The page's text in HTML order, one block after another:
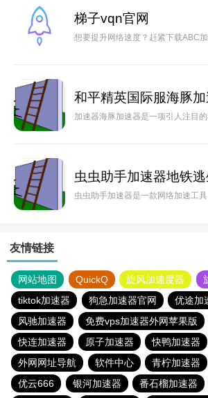
梯子vqn官网
想要提升网络速度？赶紧下载ABC
和平精英国际服海豚
加速器海豚加速器是一项引人注目
虫虫助手加速器地铁逃
虫虫助手加速器是一款网络加速工
友情链接
网站地图 QuickQ 旋风加速度器
tiktok加速器
狗急加速器官网
优途加
风驰加速器
免费vps加速器外网苹果版
快连加速器
原子加速器 快鸭加速器
外网网址导航
软件中心 青柠加速器
优云666
银河加速器 番石榴加速器